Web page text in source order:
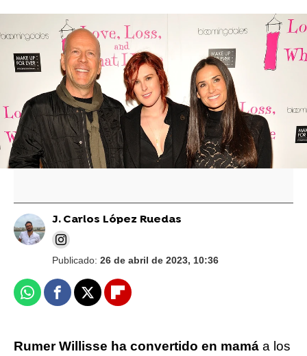
La foto de Demi Moore y Bruce Willis cuando
eran pareja que ha compartido la actual mujer
del actor: "Me gustaban"
El vídeo de Bruce Willis renovando sus votos
con su mujer, Emma Heming, en su
aniversario de boda
J. Carlos López Ruedas
Publicado: 26 de abril de 2023, 10:36
WhatsappFacebook
X Flipboard
Rumer Willisse ha convertido en mamá a los